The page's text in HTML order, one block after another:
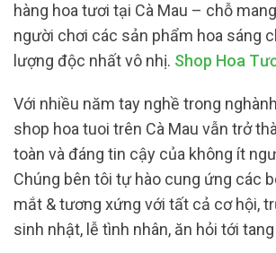
hàng hoa tươi tại Cà Mau – chỗ
người chơi các sản phẩm hoa sáng
lượng độc nhất vô nhị. Shop Hoa
Với nhiều năm tay nghề trong
shop hoa tuoi trên Cà Mau vẫn trở
toàn và đáng tin cậy của không ít
Chúng bên tôi tự hào cung ứng các
mắt & tương xứng với tất cả cơ hội,
sinh nhật, lễ tình nhân, ăn hỏi tới tang